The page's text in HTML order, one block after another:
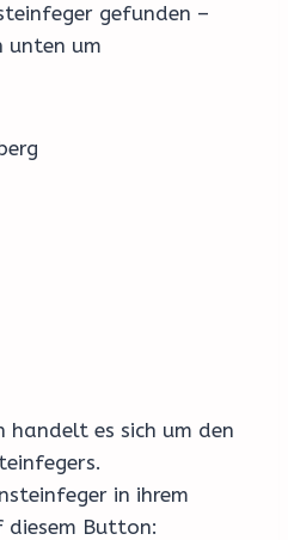
gefunden –
unten um
es sich um den
in ihrem
diesem Button: